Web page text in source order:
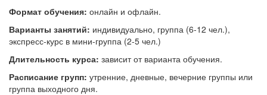
Формат обучения: онлайн и офлайн.
Варианты занятий: индивидуально, группа (6-12 чел.),
экспресс-курс в мини-группа (2-5 чел.)
Длительность курса: зависит от варианта обучения.
Расписание групп: утренние, дневные, вечерние группы или
группа выходного дня.